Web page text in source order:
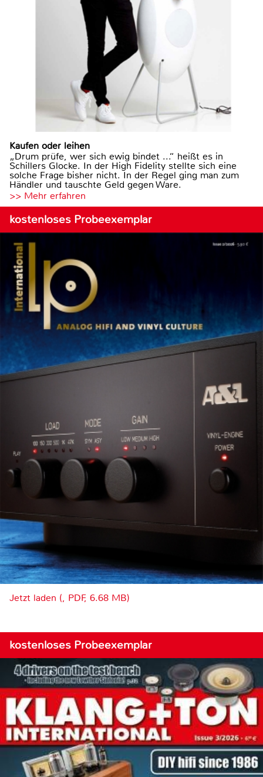
Kaufen oder leihen
„Drum prüfe, wer sich ewig bindet ...“ heißt es in
Schillers Glocke. In der High Fidelity stellte sich eine
solche Frage bisher nicht. In der Regel ging man zum
Händler und tauschte Geld gegen Ware.
>> Mehr erfahren
kostenloses Probeexemplar
Jetzt laden (, PDF, 6.68 MB)
kostenloses Probeexemplar